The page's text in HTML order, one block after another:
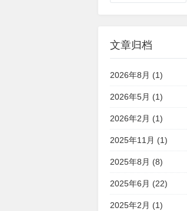
文章归档
2026年8月 (1)
2026年5月 (1)
2026年2月 (1)
2025年11月 (1)
2025年8月 (8)
2025年6月 (22)
2025年2月 (1)